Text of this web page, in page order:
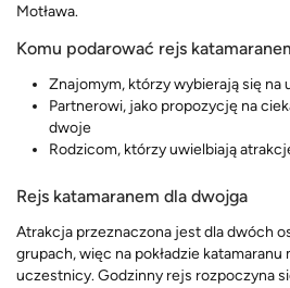
Motława.
Komu podarować rejs
Znajomym, którzy wybierają się na
Partnerowi, jako propozycję na
dwoje
Rodzicom, którzy uwielbiają
Rejs katamaranem dla dwojga
Atrakcja przeznaczona jest dla dwóch
grupach, więc na pokładzie
uczestnicy. Godzinny rejs rozpoczyna